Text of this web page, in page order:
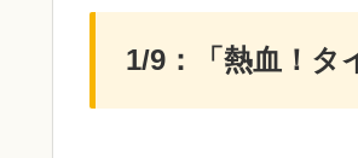
1/9：「熱血！タ